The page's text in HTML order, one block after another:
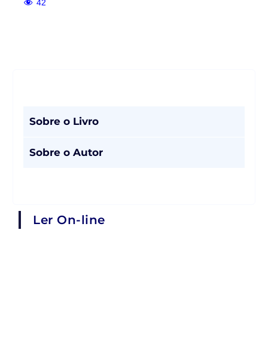
42
Sobre o Livro
Sobre o Autor
Ler On-line